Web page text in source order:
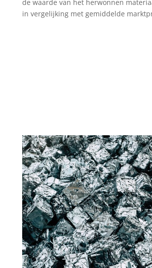
de waarde van het herwonnen
in vergelijking met gemiddelde